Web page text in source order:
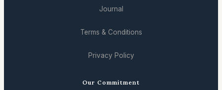
Journal
Terms & Conditions
Privacy Policy
Our Commitment